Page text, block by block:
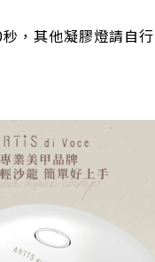
，其他凝膠燈請自行